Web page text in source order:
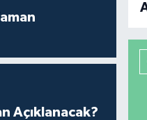
Açıklanacak?